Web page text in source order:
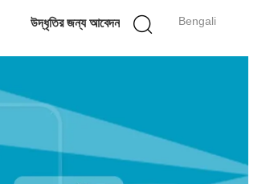
Bengali
উদ্ধৃতির জন্য আবেদন